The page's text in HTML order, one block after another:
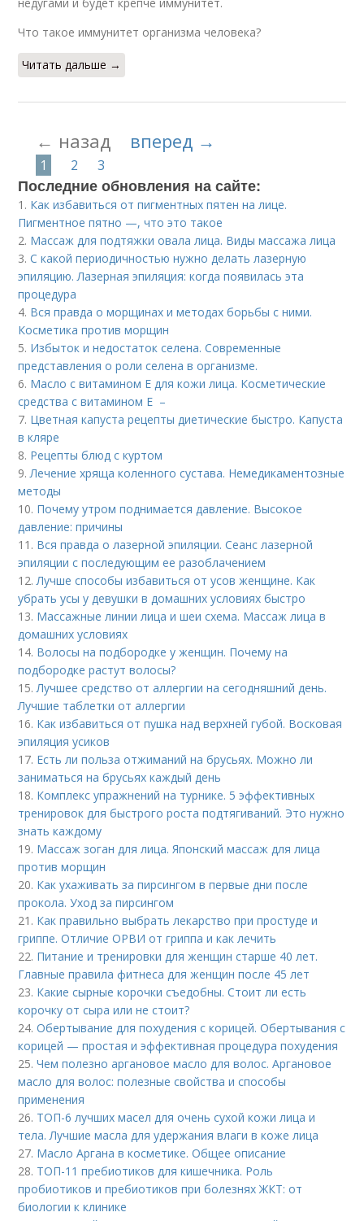
недугами и будет крепче иммунитет.
Что такое иммунитет организма человека?
Читать дальше →
← назад вперед →
1 2 3
Последние обновления на сайте:
1. Как избавиться от пигментных пятен на лице.
Пигментное пятно —, что это такое
2. Массаж для подтяжки овала лица. Виды массажа лица
3.С какой периодичностью нужно делать лазерную
эпиляцию. Лазерная эпиляция: когда появилась эта
процедура
4. Вся правда о морщинах и методах борьбы с ними.
Косметика против морщин
5. Избыток и недостаток селена. Современные
представления о роли селена в организме.
6. Масло с витамином Е для кожи лица. Косметические
средства с витамином Е –
7. Цветная капуста рецепты диетические быстро. Капуста
в кляре
8. Рецепты блюд с куртом
9.Лечение хряща коленного сустава. Немедикаментозные
методы
10. Почему утром поднимается давление. Высокое
давление: причины
11. Вся правда о лазерной эпиляции. Сеанс лазерной
эпиляции с последующим ее разоблачением
12.Лучше способы избавиться от усов женщине. Как
убрать усы у девушки в домашних условиях быстро
13. Массажные линии лица и шеи схема. Массаж лица в
домашних условиях
14. Волосы на подбородке у женщин. Почему на
подбородке растут волосы?
15.Лучшее средство от аллергии на сегодняшний день.
Лучшие таблетки от аллергии
16. Как избавиться от пушка над верхней губой. Восковая
эпиляция усиков
17. Есть ли польза отжиманий на брусьях. Можно ли
заниматься на брусьях каждый день
18. Комплекс упражнений на турнике. 5 эффективных
тренировок для быстрого роста подтягиваний. Это нужно
знать каждому
19. Массаж зоган для лица. Японский массаж для лица
против морщин
20. Как ухаживать за пирсингом в первые дни после
прокола. Уход за пирсингом
21. Как правильно выбрать лекарство при простуде и
гриппе. Отличие ОРВИ от гриппа и как лечить
22. Питание и тренировки для женщин старше 40 лет.
Главные правила фитнеса для женщин после 45 лет
23. Какие сырные корочки съедобны. Стоит ли есть
корочку от сыра или не стоит?
24.Обертывание для похудения с корицей. Обертывания с
корицей — простая и эффективная процедура похудения
25.Чем полезно аргановое масло для волос. Аргановое
масло для волос: полезные свойства и способы
применения
26. ТОП-6 лучших масел для очень сухой кожи лица и
тела. Лучшие масла для удержания влаги в коже лица
27. Масло Аргана в косметике. Общее описание
28. ТОП-11 пребиотиков для кишечника. Роль
пробиотиков и пребиотиков при болезнях ЖКТ: от
биологии к клинике